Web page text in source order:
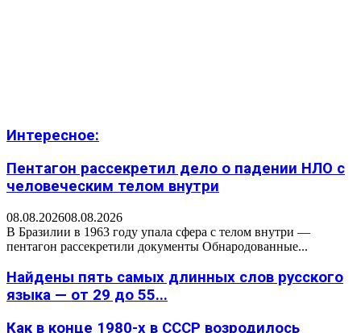
Интересное:
Пентагон рассекретил дело о падении НЛО с
человеческим телом внутри
08.08.202608.08.2026
В Бразилии в 1963 году упала сфера с телом внутри —
пентагон рассекретили документы Обнародованные...
Найдены пять самых длинных слов русского
языка — от 29 до 55...
Как в конце 1980-х в СССР возродилось